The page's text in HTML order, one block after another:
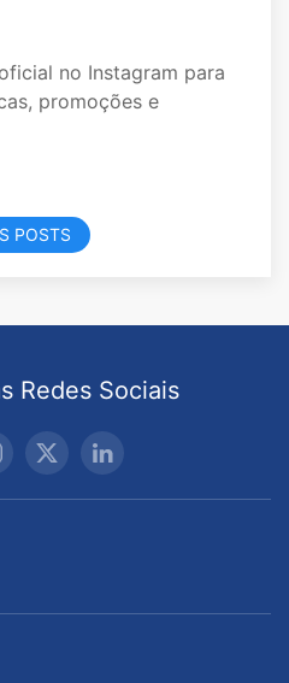
no Instagram para
promoções e
POSTS
Redes Sociais